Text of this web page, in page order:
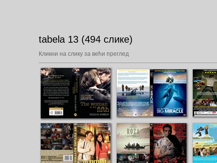
tabela 13 (494 слике)
Кликни на слику за већи преглед